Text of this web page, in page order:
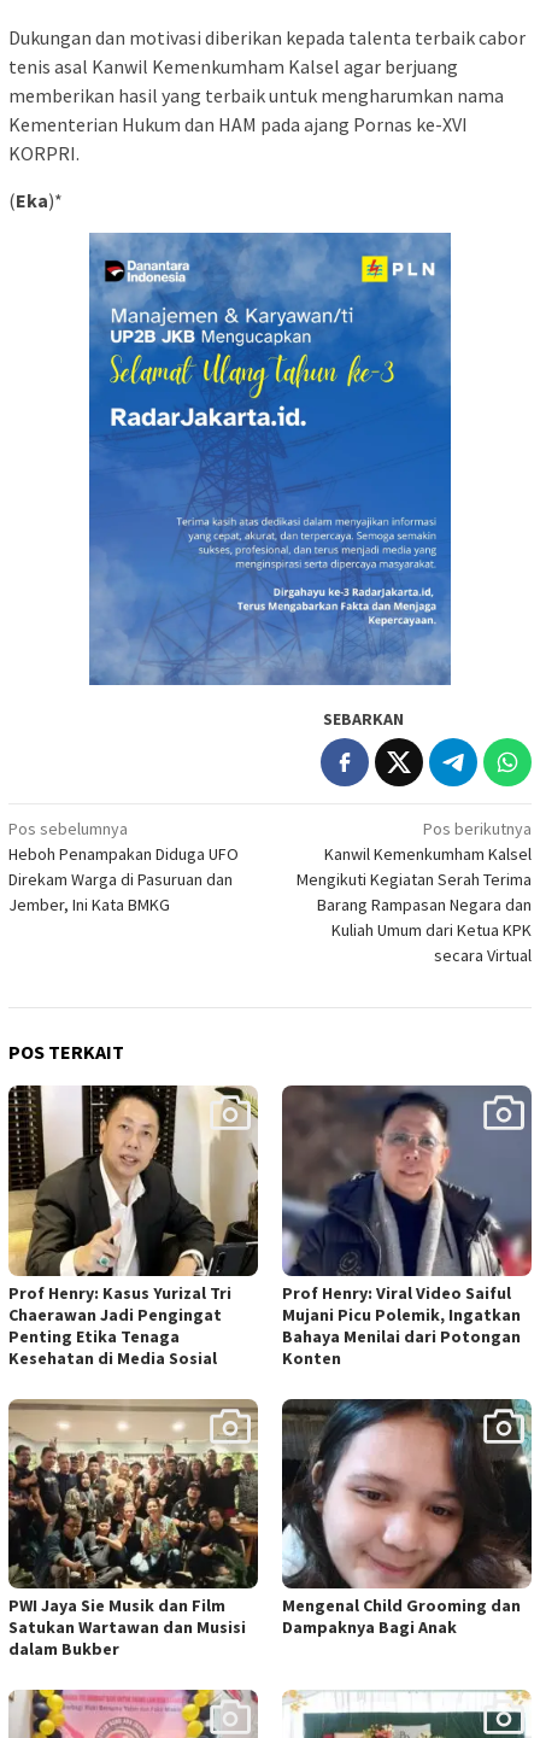
Dukungan dan motivasi diberikan kepada talenta terbaik cabor
tenis asal Kanwil Kemenkumham Kalsel agar berjuang
memberikan hasil yang terbaik untuk mengharumkan nama
Kementerian Hukum dan HAM pada ajang Pornas ke-XVI
KORPRI.
(Eka)*
SEBARKAN
Navigasi
pos
Pos sebelumnya
Heboh Penampakan Diduga UFO
Direkam Warga di Pasuruan dan
Jember, Ini Kata BMKG
Pos berikutnya
Kanwil Kemenkumham Kalsel
Mengikuti Kegiatan Serah Terima
Barang Rampasan Negara dan
Kuliah Umum dari Ketua KPK
secara Virtual
POS TERKAIT
Prof Henry: Kasus Yurizal Tri
Chaerawan Jadi Pengingat
Penting Etika Tenaga
Kesehatan di Media Sosial
Prof Henry: Viral Video Saiful
Mujani Picu Polemik, Ingatkan
Bahaya Menilai dari Potongan
Konten
PWI Jaya Sie Musik dan Film
Satukan Wartawan dan Musisi
dalam Bukber
Mengenal Child Grooming dan
Dampaknya Bagi Anak